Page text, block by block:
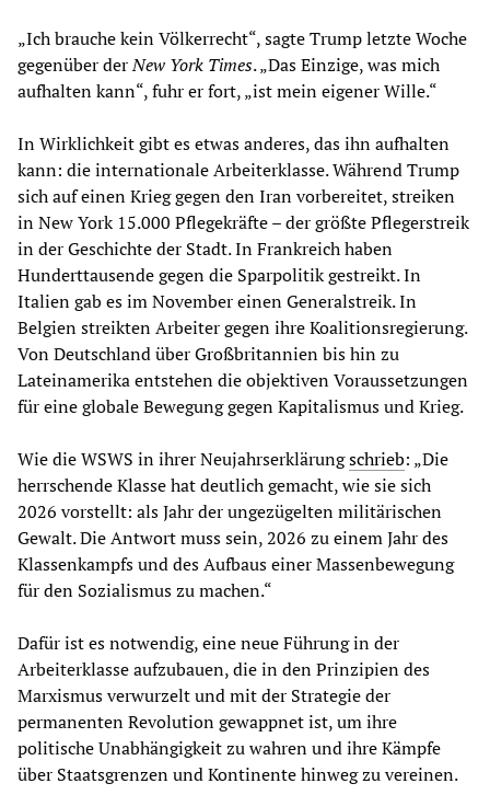
„Ich brauche kein Völkerrecht“, sagte Trump letzte Woche
gegenüber derNew York Times. „Das Einzige, was mich
aufhalten kann“, fuhr er fort, „ist mein eigener Wille.“
In Wirklichkeit gibt es etwas anderes, das ihn aufhalten
kann: die internationale Arbeiterklasse. Während Trump
sich auf einen Krieg gegen den Iran vorbereitet, streiken
in New York 15.000 Pflegekräfte – der größte Pflegerstreik
in der Geschichte der Stadt. In Frankreich haben
Hunderttausende gegen die Sparpolitik gestreikt. In
Italien gab es im November einen Generalstreik. In
Belgien streikten Arbeiter gegen ihre Koalitionsregierung.
Von Deutschland über Großbritannien bis hin zu
Lateinamerika entstehen die objektiven Voraussetzungen
für eine globale Bewegung gegen Kapitalismus und Krieg.
Wie die WSWS in ihrer Neujahrserklärungschrieb: „Die
herrschende Klasse hat deutlich gemacht, wie sie sich
2026 vorstellt: als Jahr der ungezügelten militärischen
Gewalt. Die Antwort muss sein, 2026 zu einem Jahr des
Klassenkampfs und des Aufbaus einer Massenbewegung
für den Sozialismus zu machen.“
Dafür ist es notwendig, eine neue Führung in der
Arbeiterklasse aufzubauen, die in den Prinzipien des
Marxismus verwurzelt und mit der Strategie der
permanenten Revolution gewappnet ist, um ihre
politische Unabhängigkeit zu wahren und ihre Kämpfe
über Staatsgrenzen und Kontinente hinweg zu vereinen.